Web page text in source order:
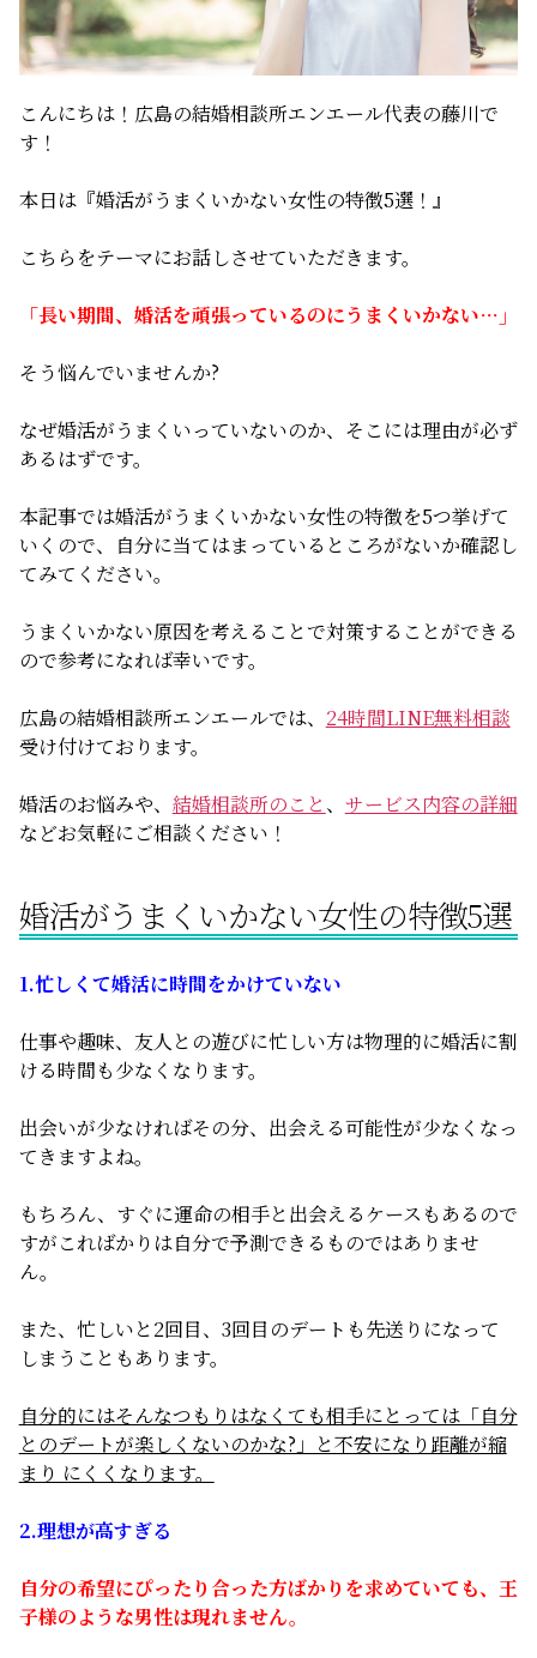
サービス比較
無料相談
こんにちは！広島の結婚相談所エンエール代表の藤川で
す！
本日は『婚活がうまくいかない女性の特徴5選！』
こちらをテーマにお話しさせていただきます。
「長い期間、婚活を頑張っているのにうまくいかない…」
そう悩んでいませんか?
なぜ婚活がうまくいっていないのか、そこには理由が必ず
あるはずです。
本記事では婚活がうまくいかない女性の特徴を5つ挙げて
いくので、自分に当てはまっているところがないか確認し
てみてください。
うまくいかない原因を考えることで対策することができる
ので参考になれば幸いです。
広島の結婚相談所エンエールでは、 24時間LINE無料相談
受け付けております。
婚活のお悩みや、 結婚相談所のこと、 サービス内容の詳細
などお気軽にご相談ください！
婚活がうまくいかない女性の特徴5選
1.忙しくて婚活に時間をかけていない
仕事や趣味、友人との遊びに忙しい方は物理的に婚活に割
ける時間も少なくなります。
出会いが少なければその分、出会える可能性が少なくなっ
てきますよね。
もちろん、すぐに運命の相手と出会えるケースもあるので
すがこればかりは自分で予測できるものではありませ
ん。
また、忙しいと2回目、3回目のデートも先送りになって
しまうこともあります。
自分的にはそんなつもりはなくても相手にとっては「自分
とのデートが楽しくないのかな?」と不安になり距離が縮
まり にくくなります。
2.理想が高すぎる
自分の希望にぴったり合った方ばかりを求めていても、王
子様のような男性は現れません。